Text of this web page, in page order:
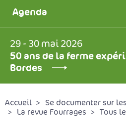
Agenda
29 - 30 mai 2026
50 ans de la ferme
Bordes
Accueil
Se documenter sur
La revue Fourrages
Tous